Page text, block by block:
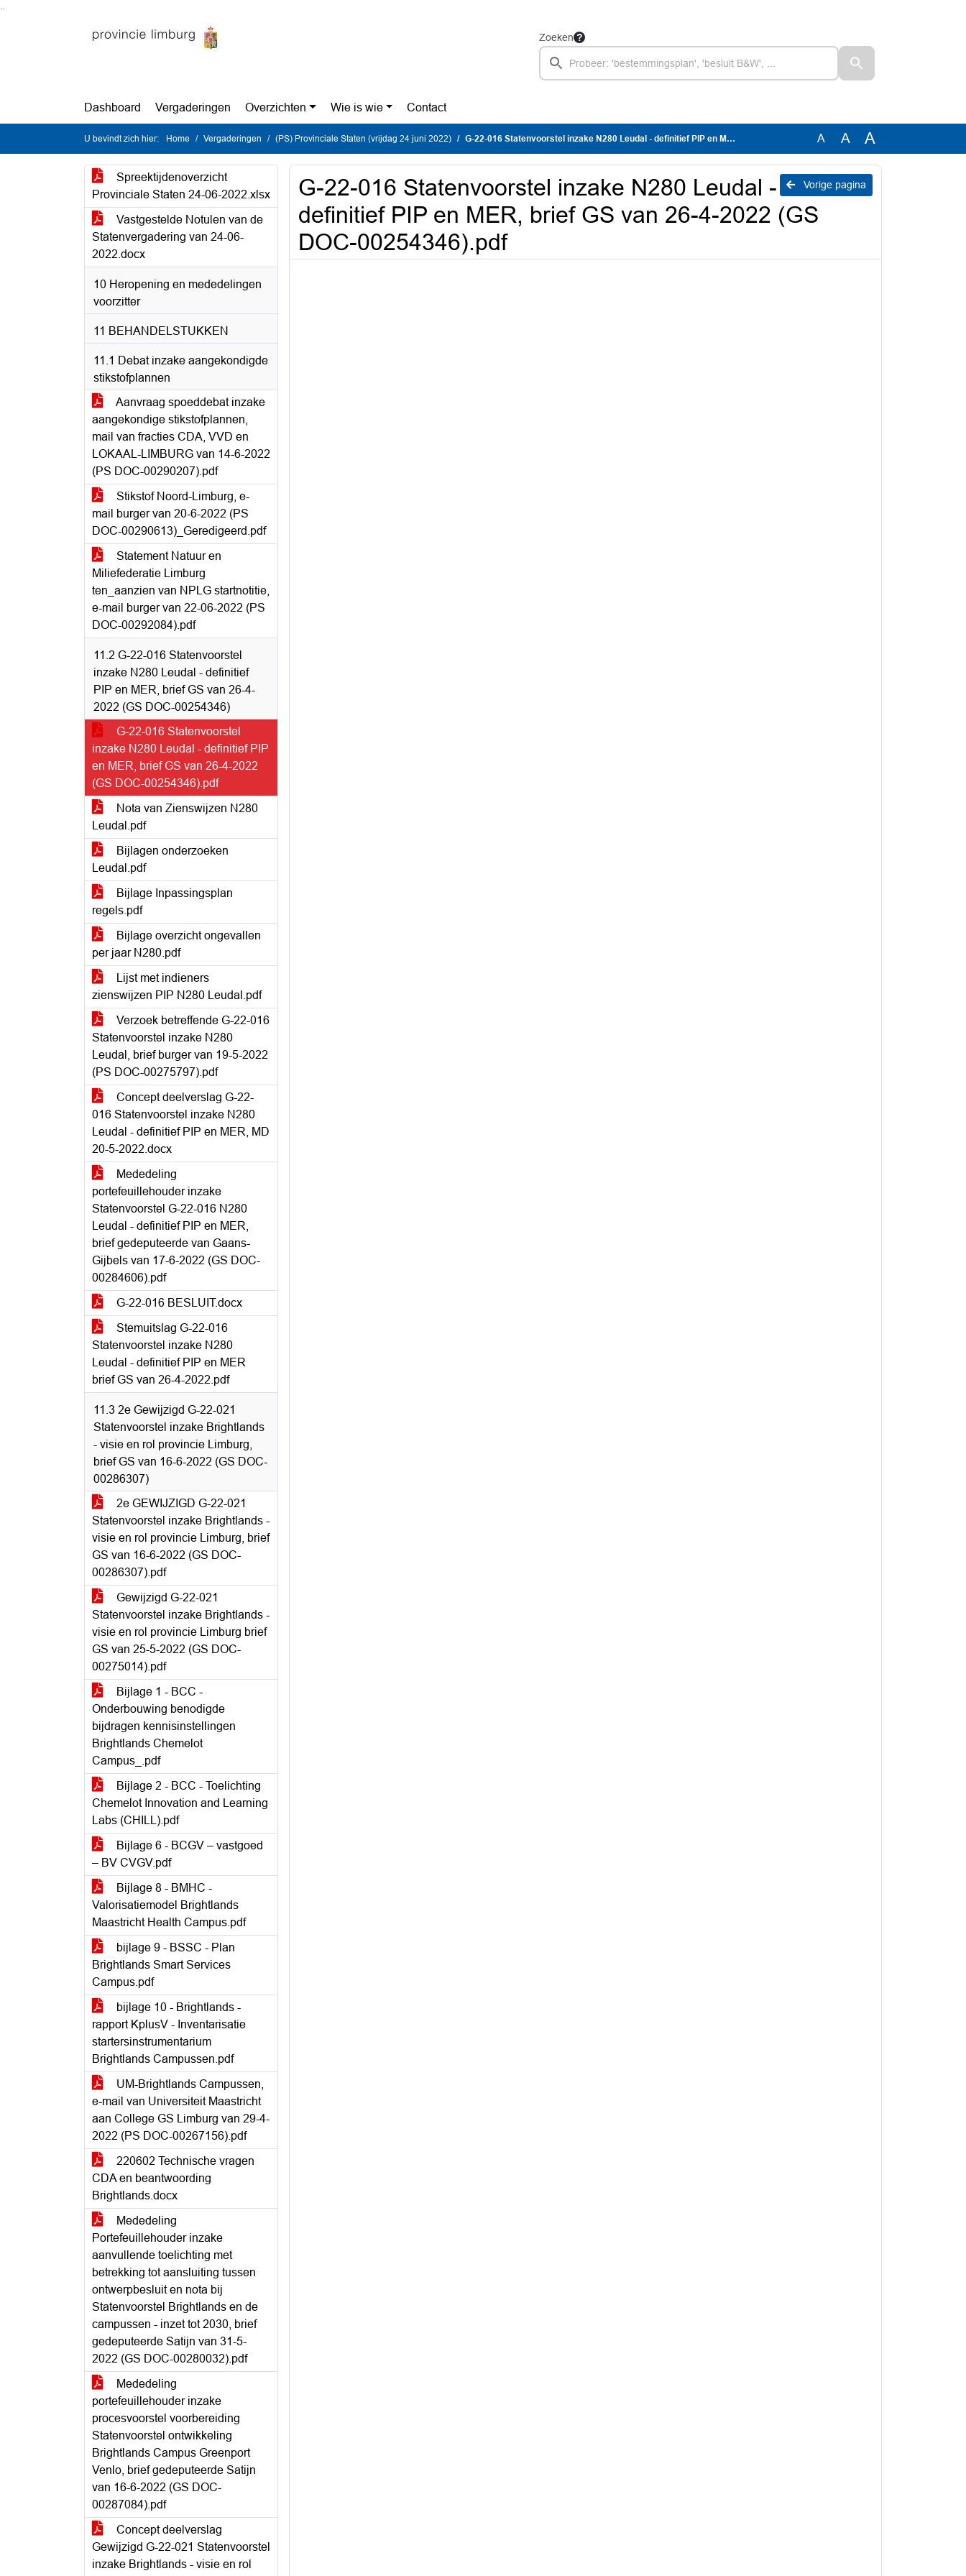
Zoeken
Dashboard Vergaderingen Overzichten Wie is wie Contact
U bevindt zich hier: Home Vergaderingen (PS) Provinciale Staten (vrijdag 24 juni 2022) G-22-016 Statenvoorstel inzake N280 Leudal - definitief PIP en MER, brief GS van 26-4-2022 (GS DOC-00254346).pdf A A A
Spreektijdenoverzicht
Provinciale Staten 24-06-2022.xlsx
Vastgestelde Notulen van de
Statenvergadering van 24-06-
2022.docx
10 Heropening en mededelingen
voorzitter
11 BEHANDELSTUKKEN
11.1 Debat inzake aangekondigde
stikstofplannen
Aanvraag spoeddebat inzake
aangekondige stikstofplannen,
mail van fracties CDA, VVD en
LOKAAL-LIMBURG van 14-6-2022
(PS DOC-00290207).pdf
Stikstof Noord-Limburg, e-
mail burger van 20-6-2022 (PS
DOC-00290613)_Geredigeerd.pdf
Statement Natuur en
Miliefederatie Limburg
ten_aanzien van NPLG startnotitie,
e-mail burger van 22-06-2022 (PS
DOC-00292084).pdf
11.2 G-22-016 Statenvoorstel
inzake N280 Leudal - definitief
PIP en MER, brief GS van 26-4-
2022 (GS DOC-00254346)
G-22-016 Statenvoorstel
inzake N280 Leudal - definitief PIP
en MER, brief GS van 26-4-2022
(GS DOC-00254346).pdf
Nota van Zienswijzen N280
Leudal.pdf
Bijlagen onderzoeken
Leudal.pdf
Bijlage Inpassingsplan
regels.pdf
Bijlage overzicht ongevallen
per jaar N280.pdf
Lijst met indieners
zienswijzen PIP N280 Leudal.pdf
Verzoek betreffende G-22-016
Statenvoorstel inzake N280
Leudal, brief burger van 19-5-2022
(PS DOC-00275797).pdf
Concept deelverslag G-22-
016 Statenvoorstel inzake N280
Leudal - definitief PIP en MER, MD
20-5-2022.docx
Mededeling
portefeuillehouder inzake
Statenvoorstel G-22-016 N280
Leudal - definitief PIP en MER,
brief gedeputeerde van Gaans-
Gijbels van 17-6-2022 (GS DOC-
00284606).pdf
G-22-016 BESLUIT.docx
Stemuitslag G-22-016
Statenvoorstel inzake N280
Leudal - definitief PIP en MER
brief GS van 26-4-2022.pdf
11.3 2e Gewijzigd G-22-021
Statenvoorstel inzake Brightlands
- visie en rol provincie Limburg,
brief GS van 16-6-2022 (GS DOC-
00286307)
2e GEWIJZIGD G-22-021
Statenvoorstel inzake Brightlands -
visie en rol provincie Limburg, brief
GS van 16-6-2022 (GS DOC-
00286307).pdf
Gewijzigd G-22-021
Statenvoorstel inzake Brightlands -
visie en rol provincie Limburg brief
GS van 25-5-2022 (GS DOC-
00275014).pdf
Bijlage 1 - BCC -
Onderbouwing benodigde
bijdragen kennisinstellingen
Brightlands Chemelot
Campus_.pdf
Bijlage 2 - BCC - Toelichting
Chemelot Innovation and Learning
Labs (CHILL).pdf
Bijlage 6 - BCGV – vastgoed
– BV CVGV.pdf
Bijlage 8 - BMHC -
Valorisatiemodel Brightlands
Maastricht Health Campus.pdf
bijlage 9 - BSSC - Plan
Brightlands Smart Services
Campus.pdf
bijlage 10 - Brightlands -
rapport KplusV - Inventarisatie
startersinstrumentarium
Brightlands Campussen.pdf
UM-Brightlands Campussen,
e-mail van Universiteit Maastricht
aan College GS Limburg van 29-4-
2022 (PS DOC-00267156).pdf
220602 Technische vragen
CDA en beantwoording
Brightlands.docx
Mededeling
Portefeuillehouder inzake
aanvullende toelichting met
betrekking tot aansluiting tussen
ontwerpbesluit en nota bij
Statenvoorstel Brightlands en de
campussen - inzet tot 2030, brief
gedeputeerde Satijn van 31-5-
2022 (GS DOC-00280032).pdf
Mededeling
portefeuillehouder inzake
procesvoorstel voorbereiding
Statenvoorstel ontwikkeling
Brightlands Campus Greenport
Venlo, brief gedeputeerde Satijn
van 16-6-2022 (GS DOC-
00287084).pdf
Concept deelverslag
Gewijzigd G-22-021 Statenvoorstel
inzake Brightlands - visie en rol
Vorige pagina
G-22-016 Statenvoorstel inzake N280 Leudal -
definitief PIP en MER, brief GS van 26-4-2022 (GS
DOC-00254346).pdf